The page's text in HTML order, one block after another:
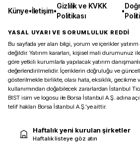
Künye•İletişim•
Gizlilik ve KVKK
Politikası
•
YASAL UYARI VE SORUMLULUK REDDİ
Bu sayfada yer alan bilgi, yorum ve içerikler yatırım
değildir. Yatırım kararları, kişisel mali durumunuz
göre yetkili kurumlarla yapılacak yatırım
değerlendirilmelidir. İçeriklerin doğruluğu ve
gösterilmekle birlikte, olası hata, eksiklik, gecikme
kullanımından doğabilecek zararlardan İstanbul
BIST isim ve logosu ile Borsa İstanbul A.Ş. adına
telif hakları Borsa İstanbul A.Ş.’ye aittir.
Haftalık yeni kurulan şirketler
Haftalık listeye göz atın